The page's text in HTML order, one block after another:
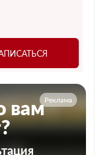
Реклама
вам